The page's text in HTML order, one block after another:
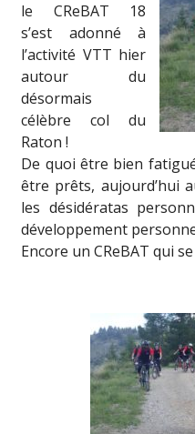
le CReBAT 18
s’est adonné à
l’activité VTT hier
autour du
désormais
célèbre col du
Raton !
De quoi être bien
être prêts, aujourd’hui
les désidératas
développement
Encore un CReBAT qui